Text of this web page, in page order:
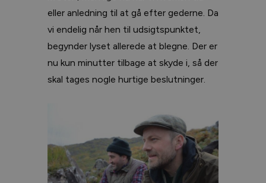
eller anledning til at gå efter gederne. Da
vi endelig når hen til udsigtspunktet,
begynder lyset allerede at blegne. Der er
nu kun minutter tilbage at skyde i, så der
skal tages nogle hurtige beslutninger.